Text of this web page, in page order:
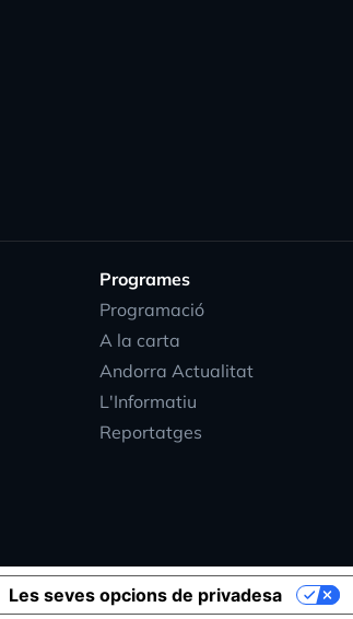
Programes
Programació
A la carta
Andorra Actualitat
L'Informatiu
Reportatges
Les seves opcions de privadesa